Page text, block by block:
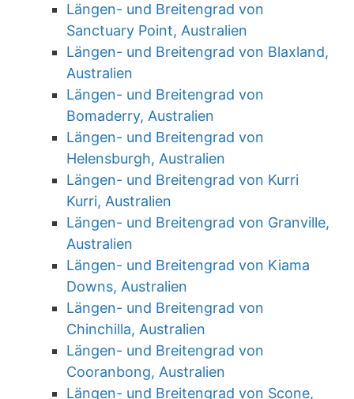
Längen- und Breitengrad von
Sanctuary Point, Australien
Längen- und Breitengrad von Blaxland,
Australien
Längen- und Breitengrad von
Bomaderry, Australien
Längen- und Breitengrad von
Helensburgh, Australien
Längen- und Breitengrad von Kurri
Kurri, Australien
Längen- und Breitengrad von Granville,
Australien
Längen- und Breitengrad von Kiama
Downs, Australien
Längen- und Breitengrad von
Chinchilla, Australien
Längen- und Breitengrad von
Cooranbong, Australien
Längen- und Breitengrad von Scone,